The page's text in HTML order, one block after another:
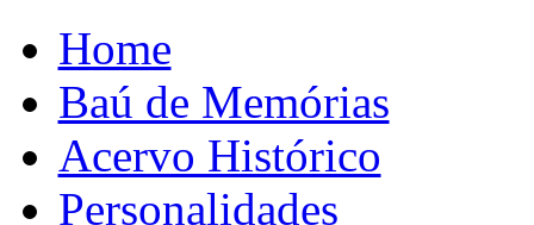
Home
Baú de Memórias
Acervo Histórico
Personalidades